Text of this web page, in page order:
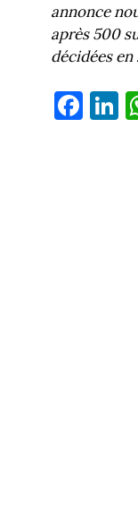
annonce
après 500
décidées en
Fa
ce
Li